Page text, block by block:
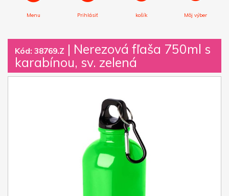
Menu Prihlásiť košík Môj výber
Kód: 38769.Z | Nerezová fľaša 750ml s
karabínou, sv. zelená